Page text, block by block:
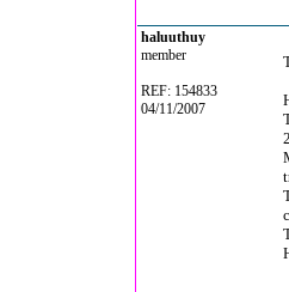
haluuthuy
member
REF: 154833
04/11/2007